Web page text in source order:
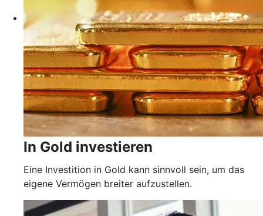
In Gold investieren
Eine Investition in Gold kann sinnvoll sein, um das
eigene Vermögen breiter aufzustellen.